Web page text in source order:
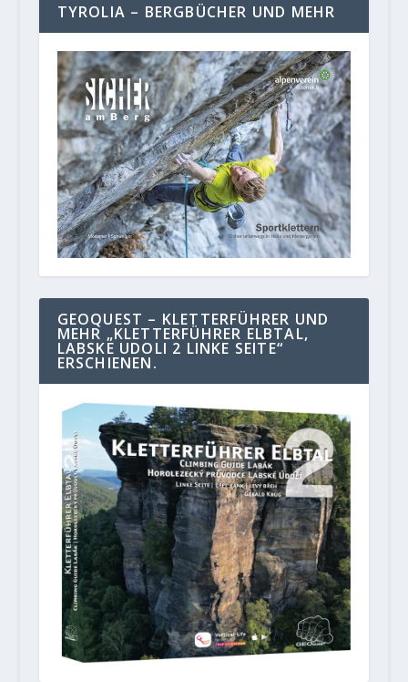
TYROLIA – BERGBÜCHER UND MEHR
GEOQUEST – KLETTERFÜHRER UND
MEHR „KLETTERFÜHRER ELBTAL,
LABSKE UDOLI 2 LINKE SEITE“
ERSCHIENEN.